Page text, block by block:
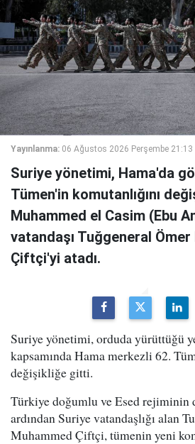
Yayınlanma: 06 Ağustos 2026 Perşembe 21:13
Suriye yönetimi, Hama'da
Tümen'in komutanlığını
Muhammed el Casim (Ebu
vatandaşı Tuğgeneral
Çiftçi'yi atadı.
Suriye yönetimi, orduda yürüttüğü
kapsamında Hama merkezli 62.
değişikliğe gitti.
Türkiye doğumlu ve Esed rejiminin
ardından Suriye vatandaşlığı alan
Muhammed Çiftçi, tümenin yeni